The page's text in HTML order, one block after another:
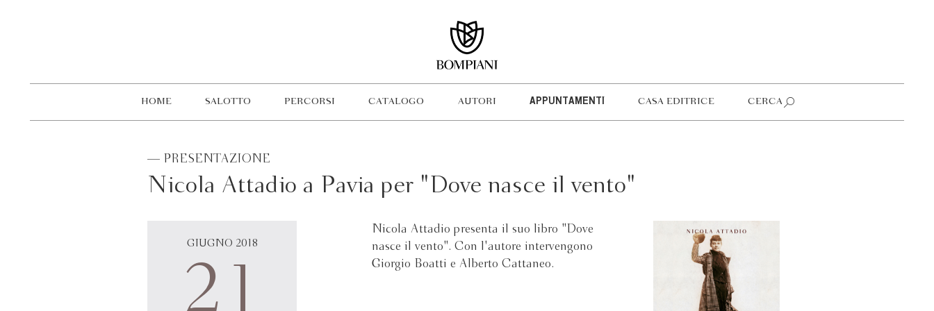
HOME SALOTTO PERCORSI CATALOGO AUTORI APPUNTAMENTI CASA EDITRICE CERCA
— PRESENTAZIONE
Nicola Attadio a Pavia per "Dove nasce il vento"
GIUGNO 2018
21
Nicola Attadio presenta il suo libro "Dove
nasce il vento". Con l'autore intervengono
Giorgio Boatti e Alberto Cattaneo.